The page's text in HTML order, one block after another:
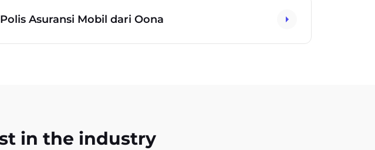
Polis Asuransi Mobil dari Oona
in the industry